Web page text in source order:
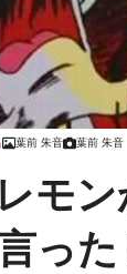
葉前 朱音 葉前 朱音
モ
った